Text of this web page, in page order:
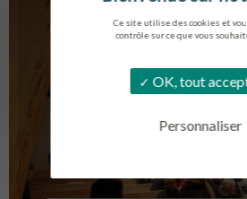
Ce site utilise des cookies et
contrôle sur ce que vous
OK, tout
Personnaliser